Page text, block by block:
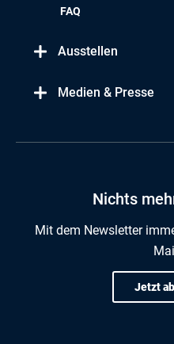
FAQ
Ausstellen
Medien & Presse
Nichts
Mit dem Newsletter
Jetzt